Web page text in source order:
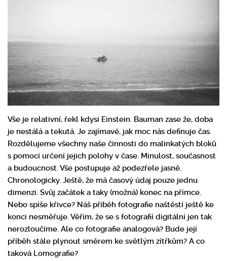
Vše je relativní, řekl kdysi Einstein. Bauman zase že, doba
je nestálá a tekutá. Je zajímavé, jak moc nás definuje čas.
Rozdělujeme všechny naše činnosti do malinkatých bloků
s pomocí určení jejich polohy v čase. Minulost, současnost
a budoucnost. Vše postupuje až podezřele jasně.
Chronologicky. Ještě, že má časový údaj pouze jednu
dimenzi. Svůj začátek a taky (možná) konec na přímce.
Nebo spíše křivce? Náš příběh fotografie naštěstí ještě ke
konci nesměřuje. Věřím, že se s fotografií digitální jen tak
nerozloučíme. Ale co fotografie analogová? Bude její
příběh stále plynout směrem ke světlým zítřkům? A co
taková Lomografie?